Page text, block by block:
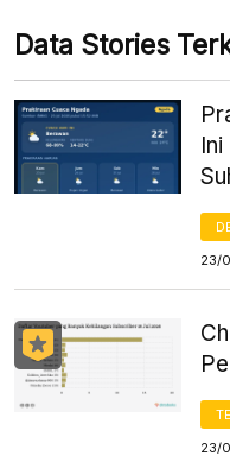
Data Stories
23/
23/